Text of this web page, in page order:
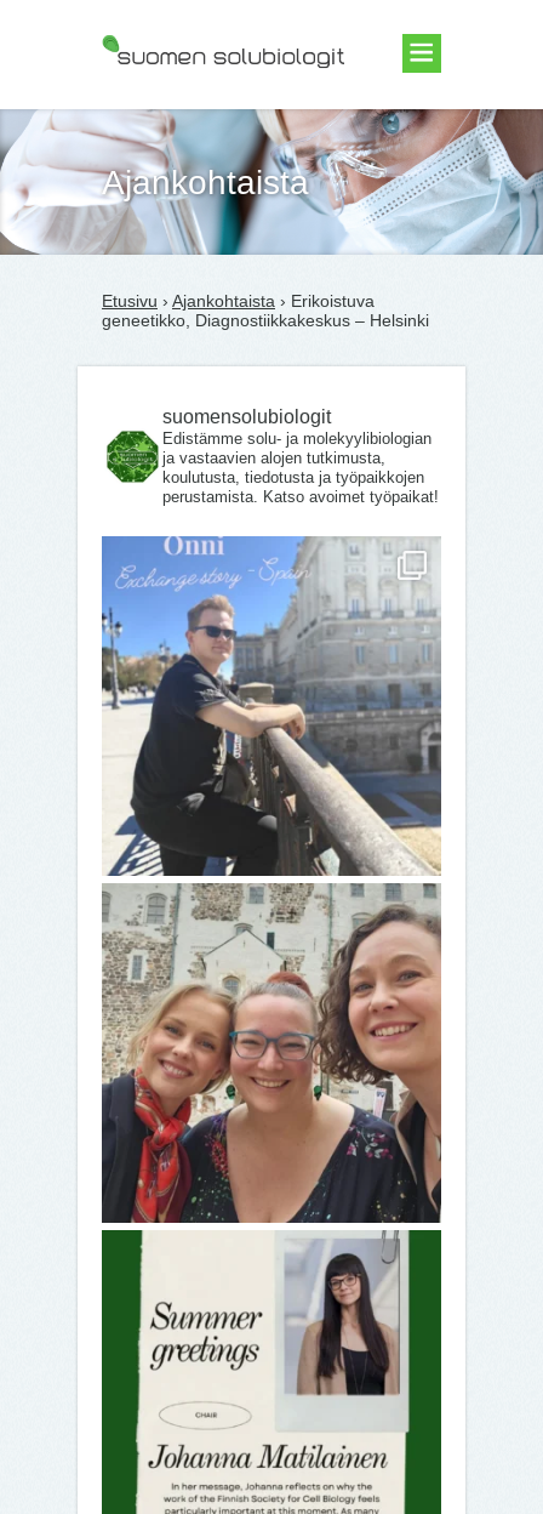
Suomen Solubiologit ry
Ajankohtaista
Etusivu › Ajankohtaista › Erikoistuva
geneetikko, Diagnostiikkakeskus – Helsinki
suomensolubiologit
Edistämme solu- ja molekyylibiologian
ja vastaavien alojen tutkimusta,
koulutusta, tiedotusta ja työpaikkojen
perustamista. Katso avoimet työpaikat!